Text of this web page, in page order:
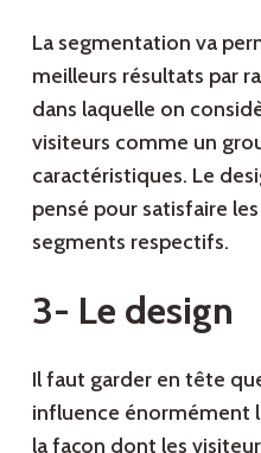
La segmentation va
meilleurs résultats par
dans laquelle on
visiteurs comme un
caractéristiques. Le
pensé pour satisfaire
segments respectifs.
3- Le design
Il faut garder en tête
influence énormément
la façon dont les